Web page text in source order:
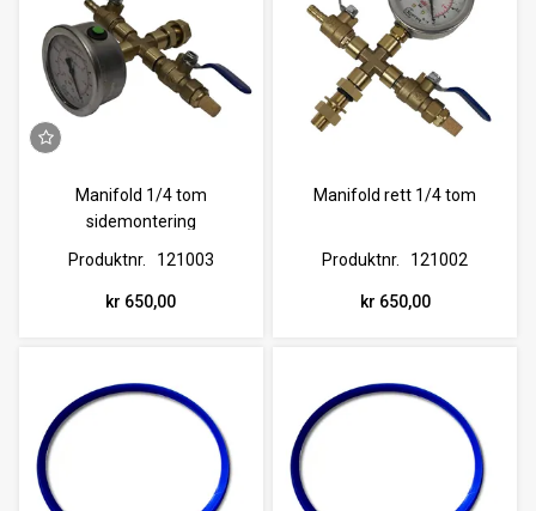
Manifold 1/4 tom
sidemontering
Produktnr.
121003
kr 650,00
Manifold rett 1/4 tom
Produktnr. 121002
kr 650,00